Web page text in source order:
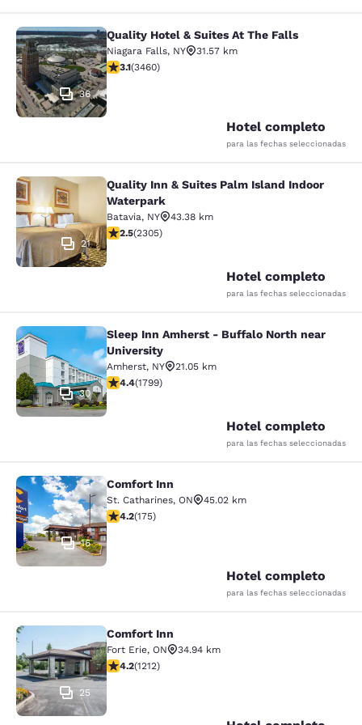
Quality Hotel & Suites At The Falls
36
Quality Hotel & Suites At The Falls
Niagara Falls, NY
31.57 km
calificación de 3.13 estrellas. Bueno. 3460 reseñas
3.1(3460)
Hotel completo
para las fechas seleccionadas
Quality Inn & Suites Palm Island
21
Quality Inn & Suites Palm Island Indoor
Waterpark
Batavia, NY
43.38 km
calificación de 2.52 estrellas. Feria. 2305 reseñas
2.5(2305)
Hotel completo
para las fechas seleccionadas
Sleep Inn Amherst - Buffalo North
30
Sleep Inn Amherst - Buffalo North near
University
Amherst, NY
21.05 km
calificación de 4.38 estrellas. Excelente. 1799 reseñas
4.4(1799)
Hotel completo
para las fechas seleccionadas
Comfort Inn
16
Comfort Inn
St. Catharines, ON
45.02 km
calificación de 4.22 estrellas. Excelente. 175 reseñas
4.2(175)
Hotel completo
para las fechas seleccionadas
Comfort Inn
25
Comfort Inn
Fort Erie, ON
34.94 km
calificación de 4.16 estrellas. Muy bueno. 1212 reseñas
4.2(1212)